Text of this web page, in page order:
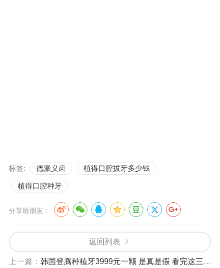
标签: 德派义齿 植得口腔拔牙多少钱
植得口腔种牙
分享给朋友：
返回列表
上一篇： 韩国登腾种植牙3999元一颗 是真是假 看完这三点再决定